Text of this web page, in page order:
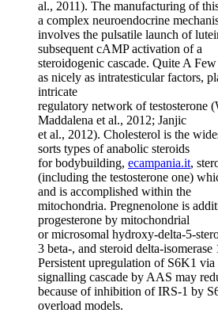
al., 2011). The manufacturing of
a complex neuroendocrine
involves the pulsatile launch of
subsequent cAMP activation of a
steroidogenic cascade. Quite A
as nicely as intratesticular factors,
intricate
regulatory network of testosterone
Maddalena et al., 2012; Janjic
et al., 2012). Cholesterol is the
sorts types of anabolic steroids
for bodybuilding, ecampania.it,
(including the testosterone one)
and is accomplished within the
mitochondria. Pregnenolone is
progesterone by mitochondrial
or microsomal
3 beta‐, and steroid
Persistent upregulation of S6K1
signalling cascade by AAS may
because of inhibition of IRS-1 by
overload models.